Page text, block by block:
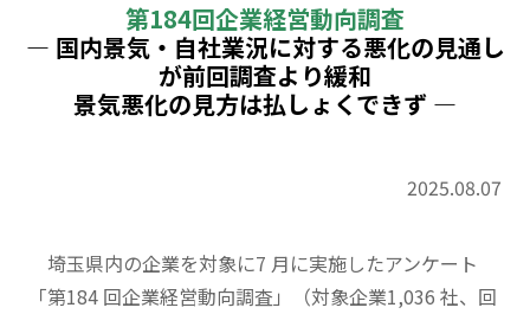
第184回企業経営動向調査
― 国内景気・自社業況に対する悪化の見通し
が前回調査より緩和
景気悪化の見方は払しょくできず ―
2025.08.07
埼玉県内の企業を対象に7 月に実施したアンケート
「第184 回企業経営動向調査」（対象企業1,036 社、回